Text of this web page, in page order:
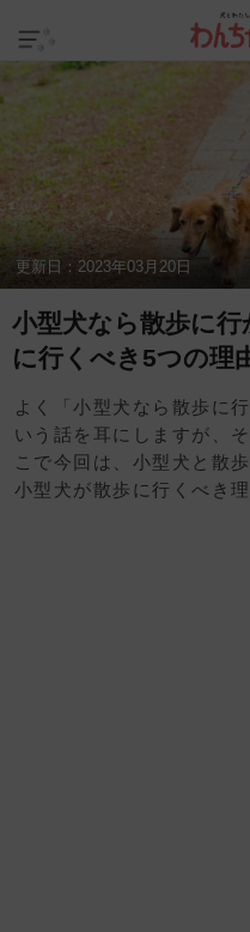
更新日： 2023年03月20日
小型犬なら散歩に
に行くべき5つの理
よく「小型犬なら散歩に
いう話を耳にしますが、
こで今回は、小型犬と散
小型犬が散歩に行くべき